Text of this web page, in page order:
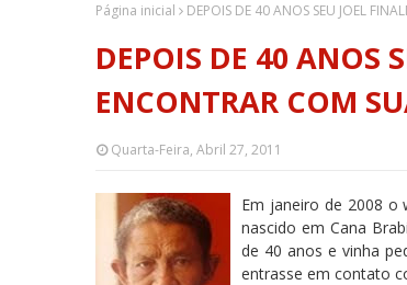
Página inicial DEPOIS DE 40 ANOS SEU JOEL
DEPOIS DE 40 ANOS
ENCONTRAR COM
Quarta-Feira, Abril 27, 2011
Em janeiro de 2008 o
nascido em Cana
de 40 anos e vinha
entrasse em contato